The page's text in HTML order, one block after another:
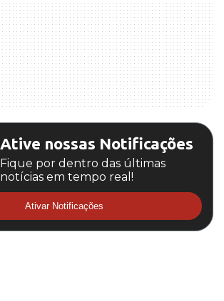
Ative nossas Notificações
Fique por dentro das últimas
notícias em tempo real!
Ativar Notificações